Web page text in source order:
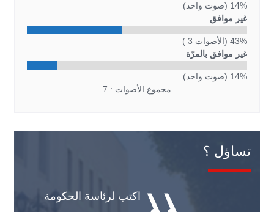
14% (صوت واحد)
غير موافق
43% (الأصوات 3 )
غير موافق بالمرّة
14% (صوت واحد)
مجموع الأصوات : 7
تساؤل ؟
اكتب لرئاسة الحكومة